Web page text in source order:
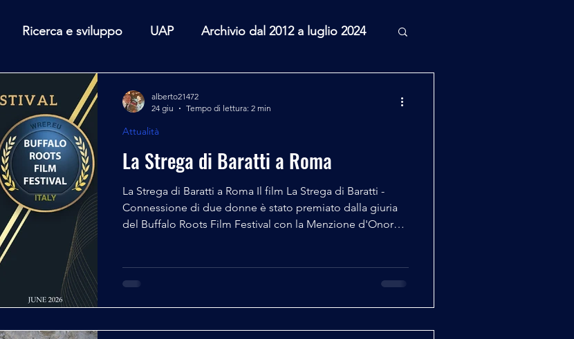
Ricerca e sviluppo UAP Archivio dal 2012 a luglio 2024
Mare Mediterraneo
Spazio - Astronomia
La Strega di Baratti a Roma
La Strega di Baratti a Roma Il film La Strega di Baratti -
Connessione di due donne è stato premiato dalla giuria
del Buffalo Roots Film Festival con la Menzione d'Onore,
d'Onore al Buffalo Roots Film Festival Un importante
riconoscimento illumina il percorso già dai suoi inizi del
Attualità
alberto21472
24 giu
Tempo di lettura: 2 min